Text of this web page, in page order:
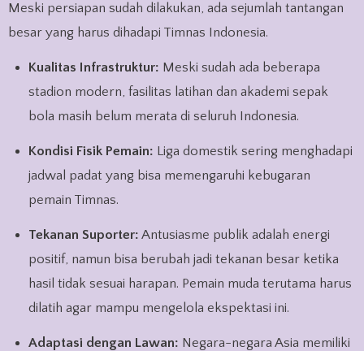
Meski persiapan sudah dilakukan, ada sejumlah tantangan
besar yang harus dihadapi Timnas Indonesia.
Kualitas Infrastruktur: Meski sudah ada beberapa
stadion modern, fasilitas latihan dan akademi sepak
bola masih belum merata di seluruh Indonesia.
Kondisi Fisik Pemain: Liga domestik sering menghadapi
jadwal padat yang bisa memengaruhi kebugaran
pemain Timnas.
Tekanan Suporter: Antusiasme publik adalah energi
positif, namun bisa berubah jadi tekanan besar ketika
hasil tidak sesuai harapan. Pemain muda terutama harus
dilatih agar mampu mengelola ekspektasi ini.
Adaptasi dengan Lawan: Negara-negara Asia memiliki